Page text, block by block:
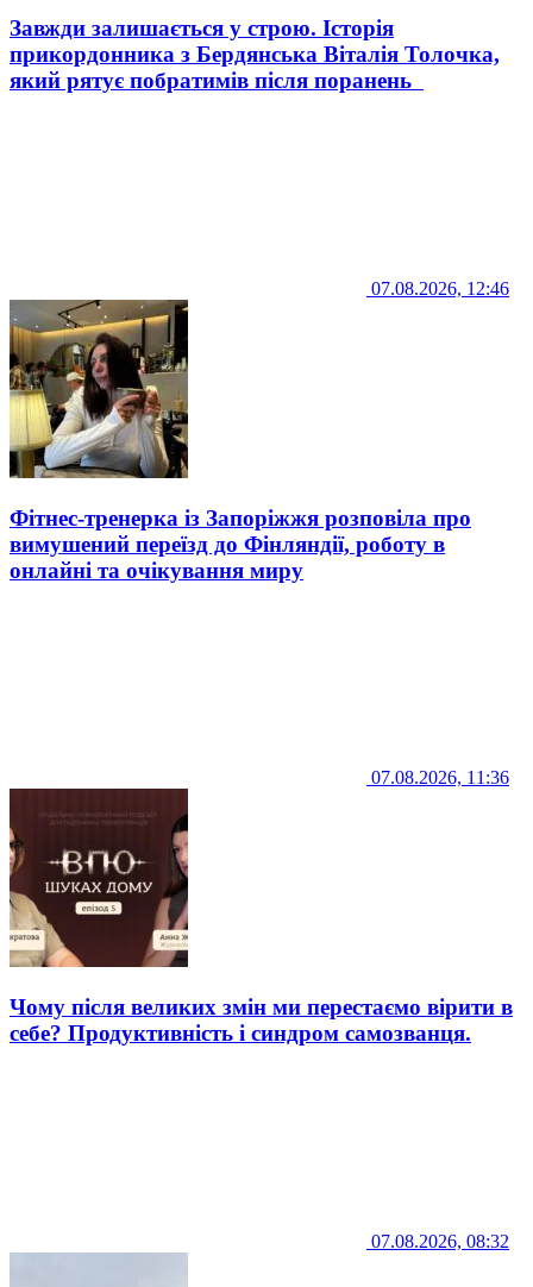
Завжди залишається у строю. Історія
прикордонника з Бердянська Віталія Толочка,
який рятує побратимів після поранень
07.08.2026, 12:46
Фітнес-тренерка із Запоріжжя розповіла про
вимушений переїзд до Фінляндії, роботу в
онлайні та очікування миру
07.08.2026, 11:36
Чому після великих змін ми перестаємо вірити в
себе? Продуктивність і синдром самозванця.
07.08.2026, 08:32